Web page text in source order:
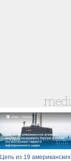
Цепь из 19 американских